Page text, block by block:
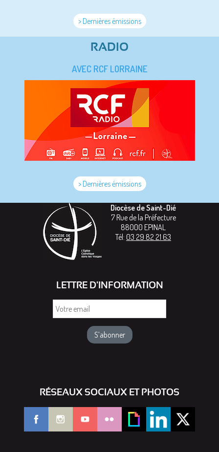
> Dernières émissions
RADIO
AVEC RCF LORRAINE
> Dernières émissions
Diocèse de Saint-Dié
7 Rue de la Préfecture
88000 EPINAL
Tél: 03 29 82 21 63
LETTRE D'INFORMATION
RÉSEAUX SOCIAUX ET PHOTOS